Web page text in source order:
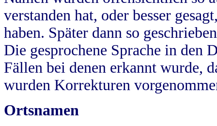
verstanden hat, oder besser
haben. Später dann so
Die gesprochene Sprache in
Fällen bei denen erkannt wurde,
wurden Korrekturen
Ortsnamen